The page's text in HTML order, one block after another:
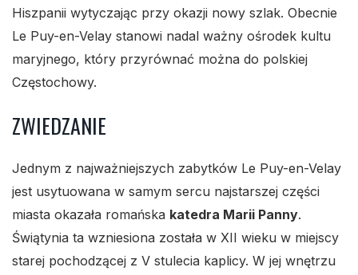
Hiszpanii wytyczając przy okazji nowy szlak. Obecnie
Le Puy-en-Velay stanowi nadal ważny ośrodek kultu
maryjnego, który przyrównać można do polskiej
Częstochowy.
ZWIEDZANIE
Jednym z najważniejszych zabytków Le Puy-en-Velay
jest usytuowana w samym sercu najstarszej części
miasta okazała romańska katedra Marii Panny.
Świątynia ta wzniesiona została w XII wieku w miejscy
starej pochodzącej z V stulecia kaplicy. W jej wnętrzu